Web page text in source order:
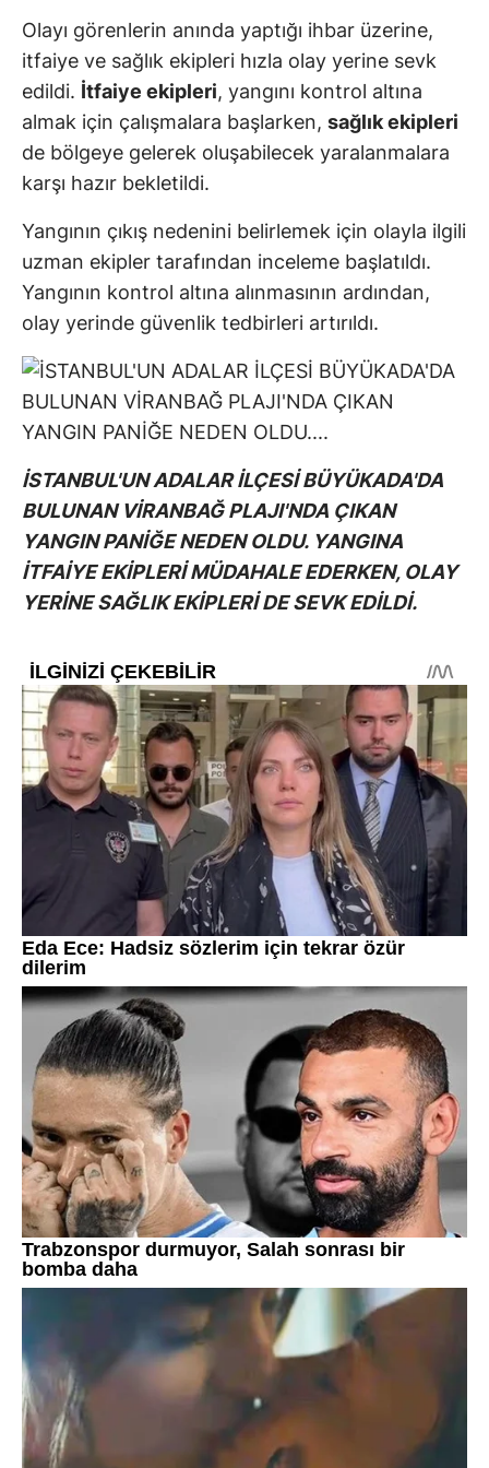
Olayı görenlerin anında yaptığı ihbar üzerine,
itfaiye ve sağlık ekipleri hızla olay yerine sevk
edildi. İtfaiye ekipleri, yangını kontrol altına
almak için çalışmalara başlarken, sağlık ekipleri
de bölgeye gelerek oluşabilecek yaralanmalara
karşı hazır bekletildi.
Yangının çıkış nedenini belirlemek için olayla ilgili
uzman ekipler tarafından inceleme başlatıldı.
Yangının kontrol altına alınmasının ardından,
olay yerinde güvenlik tedbirleri artırıldı.
İSTANBUL'UN ADALAR İLÇESİ BÜYÜKADA'DA
BULUNAN VİRANBAĞ PLAJI'NDA ÇIKAN
YANGIN PANİĞE NEDEN OLDU. YANGINA
İTFAİYE EKİPLERİ MÜDAHALE EDERKEN, OLAY
YERİNE SAĞLIK EKİPLERİ DE SEVK EDİLDİ.